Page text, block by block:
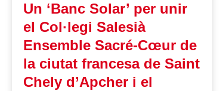
Un ‘Banc Solar’ per unir
el Col·legi Salesià
Ensemble Sacré-Cœur de
la ciutat francesa de Saint
Chely d’Apcher i el